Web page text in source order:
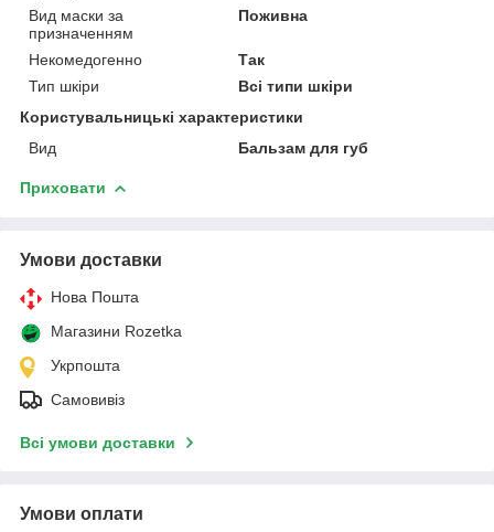
Вид маски за
призначенням
Поживна
Некомедогенно
Так
Тип шкіри
Всі типи шкіри
Користувальницькі характеристики
Вид
Бальзам для губ
Приховати
Умови доставки
Нова Пошта
Магазини Rozetka
Укрпошта
Самовивіз
Всі умови доставки
Умови оплати